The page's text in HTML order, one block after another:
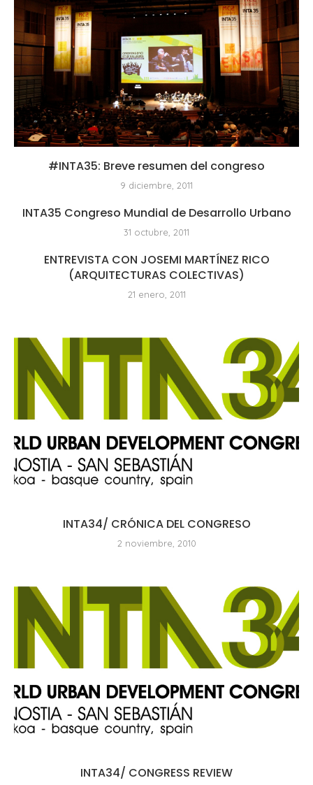
#INTA35: Breve resumen del congreso
9 diciembre, 2011
INTA35 Congreso Mundial de Desarrollo Urbano
31 octubre, 2011
ENTREVISTA CON JOSEMI MARTÍNEZ RICO
(ARQUITECTURAS COLECTIVAS)
21 enero, 2011
INTA34/ CRÓNICA DEL CONGRESO
2 noviembre, 2010
INTA34/ CONGRESS REVIEW